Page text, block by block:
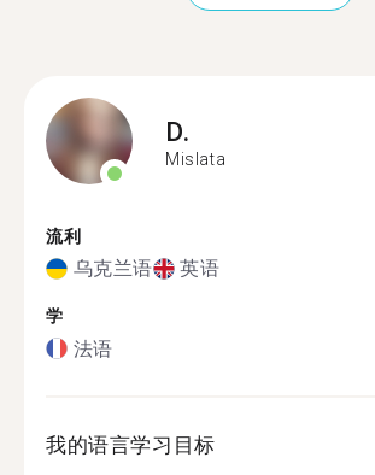
D.
Mislata
流利
乌克兰语 英语
学
法语
我的语言学习目标